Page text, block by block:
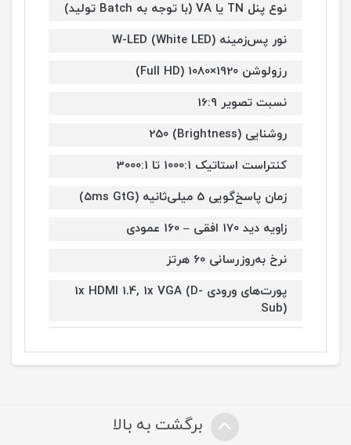
نوع پنل TN یا VA (با توجه به Batch تولید)
نور پس‌زمینه W-LED (White LED)
رزولوشن 1920×1080 (Full HD)
نسبت تصویر 16:9
روشنایی (Brightness) 250
کنتراست استاتیک 1000:1 تا 3000:1
زمان پاسخ‌گویی 5 میلی‌ثانیه (5ms GtG)
زاویه دید 170 افقی – 160 عمودی
نرخ به‌روزرسانی 60 هرتز
پورت‌های ورودی 1x HDMI 1.4, 1x VGA (D-
Sub)
برگشت به بالا